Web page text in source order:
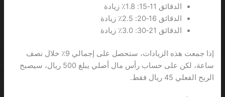
الدقائق 11‑15: 1.8٪ زيادة
الدقائق 16‑20: 2.5٪ زيادة
الدقائق 21‑30: 3.0٪ زيادة
إذا جمعت هذه الزيادات، ستحصل على إجمالي 9٪ خلال نصف
ساعة، لكن على حساب رأس مال أصلي يبلغ 500 ريال، سيصبح
الربح الفعلي 45 ريال فقط.